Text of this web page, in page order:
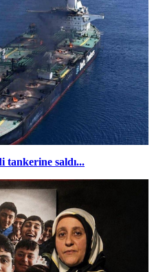
tankerine saldı...